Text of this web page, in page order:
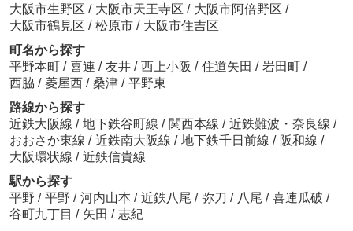
大阪市生野区 / 大阪市天王寺区 / 大阪市阿倍野区 /
大阪市鶴見区 / 松原市 / 大阪市住吉区
町名から探す
平野本町 / 喜連 / 友井 / 西上小阪 / 住道矢田 / 岩田町 /
西脇 / 菱屋西 / 桑津 / 平野東
路線から探す
近鉄大阪線 / 地下鉄谷町線 / 関西本線 / 近鉄難波・奈良線 /
おおさか東線 / 近鉄南大阪線 / 地下鉄千日前線 / 阪和線 /
大阪環状線 / 近鉄信貴線
駅から探す
平野 / 平野 / 河内山本 / 近鉄八尾 / 弥刀 / 八尾 / 喜連瓜破 /
谷町九丁目 / 矢田 / 志紀